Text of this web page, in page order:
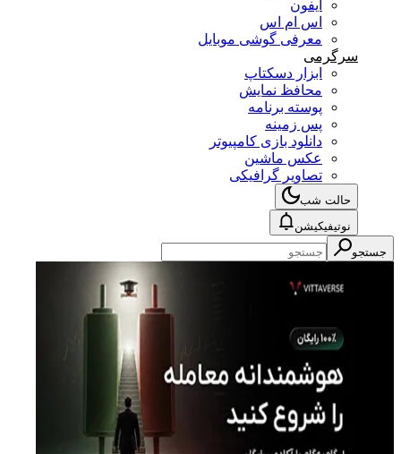
آیفون
اس ام اس
معرفی گوشی موبایل
سرگرمی
ابزار دسکتاپ
محافظ نمایش
پوسته برنامه
پس زمینه
دانلود بازی کامپیوتر
عکس ماشین
تصاویر گرافیکی
حالت شب
نوتیفیکیشن
جستجو